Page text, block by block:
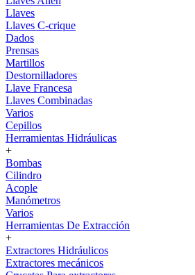
Llaves
Llaves C-crique
Dados
Prensas
Martillos
Destornilladores
Llave Francesa
Llaves Combinadas
Varios
Cepillos
Herramientas Hidráulicas
+
Bombas
Cilindro
Acople
Manómetros
Varios
Herramientas De Extracción
+
Extractores Hidráulicos
Extractores mecánicos